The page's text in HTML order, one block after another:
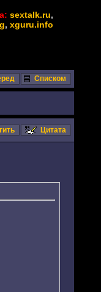
sextalk.ru,
, xguru.info
Списком
Цитата